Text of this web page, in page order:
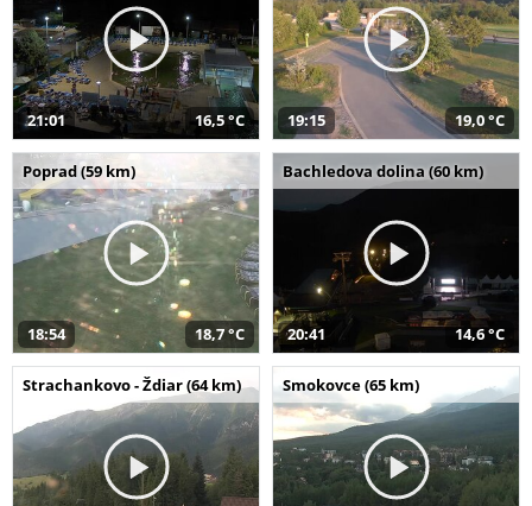
21:01 16,5 °C 19:15 19,0 °C
Poprad (59 km)
18:54 18,7 °C
Bachledova dolina (60 km)
20:41 14,6 °C
Strachankovo - Ždiar (64 km) Smokovce (65 km)